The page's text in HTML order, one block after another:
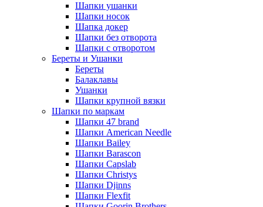
Шапки ушанки
Шапки носок
Шапка докер
Шапки без отворота
Шапки с отворотом
Береты и Ушанки
Береты
Балаклавы
Ушанки
Шапки крупной вязки
Шапки по маркам
Шапки 47 brand
Шапки American Needle
Шапки Bailey
Шапки Barascon
Шапки Capslab
Шапки Christys
Шапки Djinns
Шапки Flexfit